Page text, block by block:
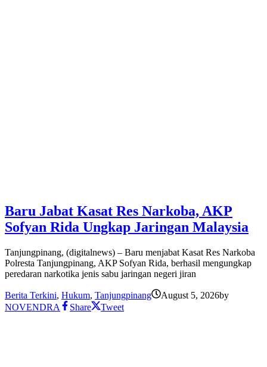
Baru Jabat Kasat Res Narkoba, AKP
Sofyan Rida Ungkap Jaringan Malaysia
Tanjungpinang, (digitalnews) – Baru menjabat Kasat Res Narkoba
Polresta Tanjungpinang, AKP Sofyan Rida, berhasil mengungkap
peredaran narkotika jenis sabu jaringan negeri jiran
Berita Terkini, Hukum, Tanjungpinang August 5, 2026by
NOVENDRA
Share Tweet